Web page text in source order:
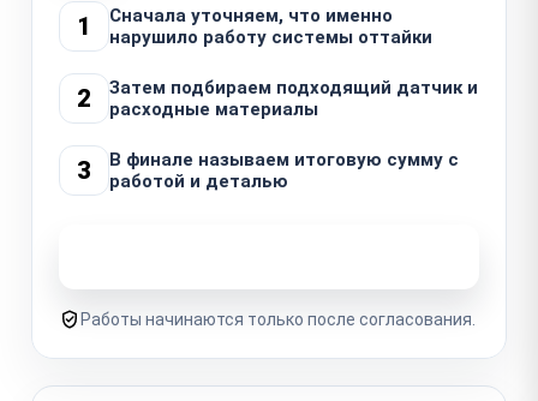
1
Сначала уточняем, что именно
нарушило работу системы оттайки
2
Затем подбираем подходящий датчик и
расходные материалы
3
В финале называем итоговую сумму с
работой и деталью
Работы начинаются только после согласования.